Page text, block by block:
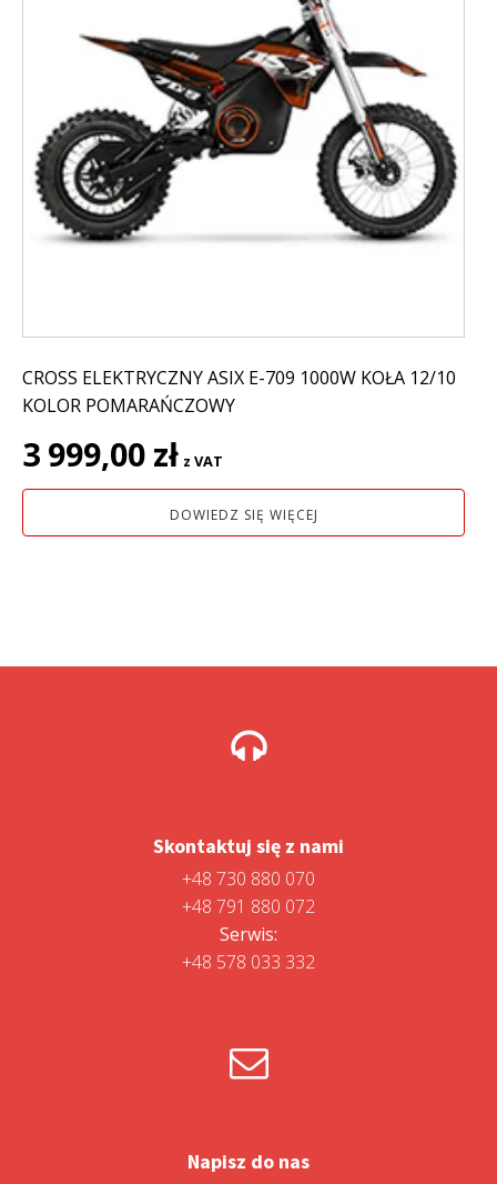
CROSS ELEKTRYCZNY ASIX E-709 1000W KOŁA 12/10
KOLOR POMARAŃCZOWY
3 999,00 zł z VAT
DOWIEDZ SIĘ WIĘCEJ
Skontaktuj się z nami
+48 730 880 070
+48 791 880 072
Serwis:
+48 578 033 332
Napisz do nas